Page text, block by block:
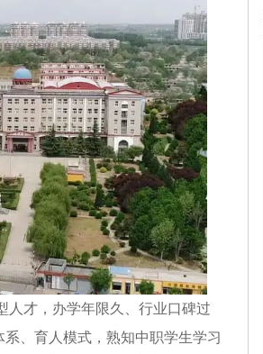
人才，办学年限久、行业口碑过
、育人模式，熟知中职学生学习